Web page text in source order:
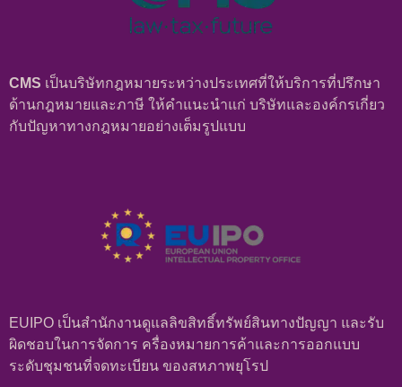
CMS เป็นบริษัทกฎหมายระหว่างประเทศที่ให้บริการที่ปรึกษา
ด้านกฎหมายและภาษี ให้คําแนะนําแก่ บริษัทและองค์กรเกี่ยว
กับปัญหาทางกฎหมายอย่างเต็มรูปแบบ
EUIPO เป็นสำนักงานดูแลลิขสิทธิ์ทรัพย์สินทางปัญญา และรับ
ผิดชอบในการจัดการ ครื่องหมายการค้าและการออกแบบ
ระดับชุมชนที่จดทะเบียน ของสหภาพยุโรป